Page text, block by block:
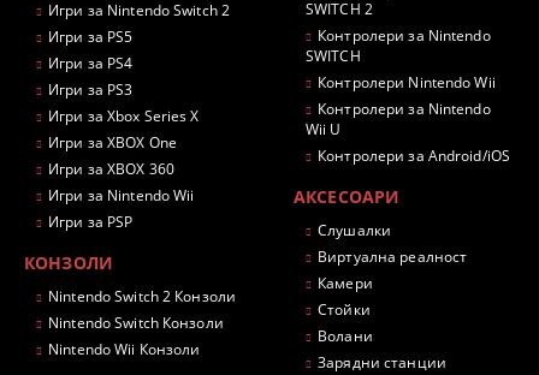
Игри за Nintendo Switch 2
Игри за PS5
Игри за PS4
Игри за PS3
Игри за Xbox Series X
Игри за XBOX One
Игри за XBOX 360
Игри за Nintendo Wii
Игри за PSP
КОНЗОЛИ
Nintendo Switch 2 Конзоли
Nintendo Switch Конзоли
Nintendo Wii Конзоли
SWITCH 2
Контролери за Nintendo
SWITCH
Контролери Nintendo Wii
Контролери за Nintendo
Wii U
Контролери за Android/iOS
АКСЕСОАРИ
Слушалки
Виртуална реалност
Камери
Стойки
Волани
Зарядни станции